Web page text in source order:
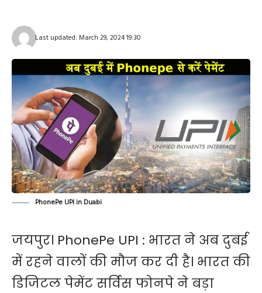
Last updated: March 29, 2024 19:30
PhonePe UPI in Duabi
जयपुर। PhonePe UPI : भारत ने अब दुबई
में रहने वालों की मौज कर दी है। भारत की
डिजिटल पेमेंट सर्विस फोनपे ने बड़ा